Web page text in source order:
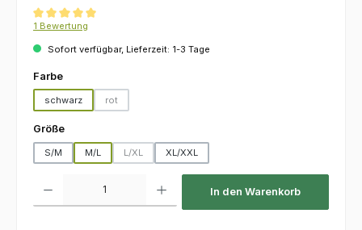
Durchschnittliche Bewertung von 5 von 5 Sternen
1 Bewertung
Sofort verfügbar, Lieferzeit: 1-3 Tage
Farbeauswählen
schwarz rot
Größeauswählen
S/M M/L L/XL
(Diese Option ist zurzeit nicht verfügbar.)
XL/XXL
In den Warenkorb